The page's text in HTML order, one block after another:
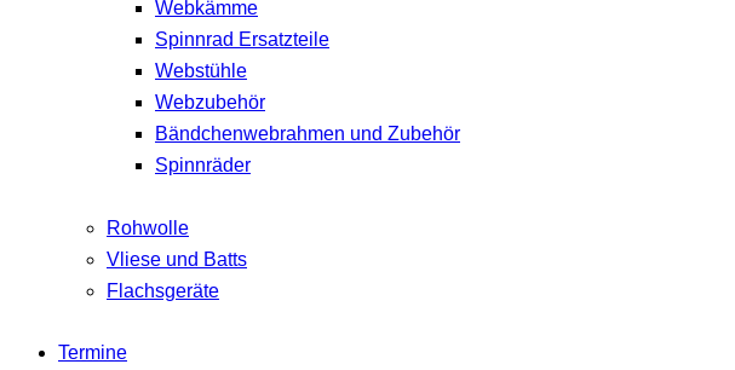
Webkämme
Spinnrad Ersatzteile
Webstühle
Webzubehör
Bändchenwebrahmen und Zubehör
Spinnräder
Rohwolle
Vliese und Batts
Flachsgeräte
Termine